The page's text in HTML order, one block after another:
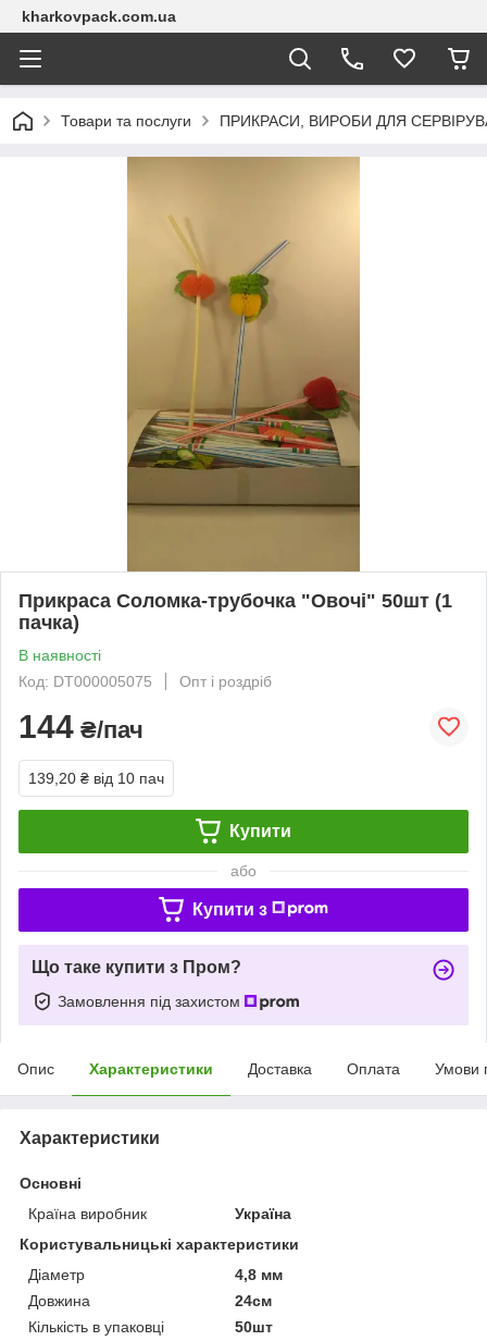
kharkovpack.com.ua
Товари та послуги ПРИКРАСИ, ВИРОБИ ДЛЯ
Прикраса Соломка-трубочка "Овочі" 50шт (1
пачка)
В наявності
Код: DT000005075
Опт і роздріб
144 ₴/пач
139,20 ₴ від 10 пач
Купити
або
Купити з
Що таке купити з Пром?
Замовлення під захистом
Опис Характеристики Доставка Оплата Умови
Характеристики
Основні
Країна виробник
Україна
Користувальницькі характеристики
Діаметр
4,8 мм
Довжина
24см
Кількість в упаковці
50шт